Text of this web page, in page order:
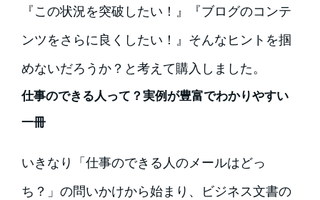
『この状況を突破したい！』『ブログのコンテ
ンツをさらに良くしたい！』そんなヒントを掴
めないだろうか？と考えて購入しました。
仕事のできる人って？実例が豊富でわかりやすい
一冊
いきなり「仕事のできる人のメールはどっ
ち？」の問いかけから始まり、ビジネス文書の